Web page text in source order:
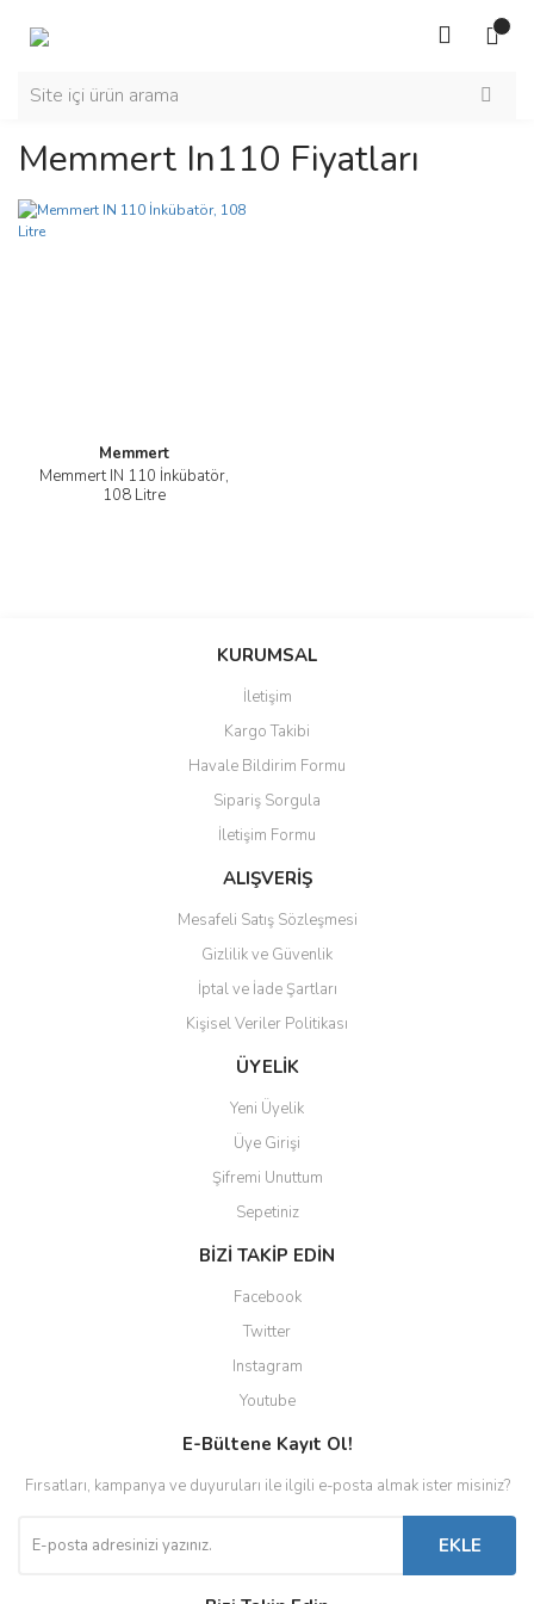
Memmert In110 Fiyatları
Memmert
Memmert IN 110 İnkübatör,
108 Litre
KURUMSAL
İletişim
Kargo Takibi
Havale Bildirim Formu
Sipariş Sorgula
İletişim Formu
ALIŞVERİŞ
Mesafeli Satış Sözleşmesi
Gizlilik ve Güvenlik
İptal ve İade Şartları
Kişisel Veriler Politikası
ÜYELİK
Yeni Üyelik
Üye Girişi
Şifremi Unuttum
Sepetiniz
BİZİ TAKİP EDİN
Facebook
Twitter
Instagram
Youtube
E-Bültene Kayıt Ol!
Fırsatları, kampanya ve duyuruları ile ilgili e-posta almak ister misiniz?
EKLE